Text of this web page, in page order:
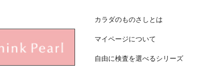
カラダのものさしとは
マイページについて
自由に検査を選べるシリーズ